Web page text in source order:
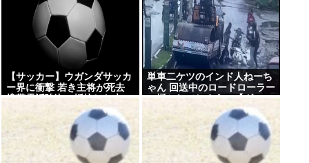
【サッカー】ウガンダサッカ
ー界に衝撃 若き主将が死去
携帯電話強盗に抵抗した末に
石で滅多打ち… 国民が怒り
「リーダーを失った」
単車二ケツのインド人ねーち
ゃん 回送中のロードローラー
に轢かれてしまう…【グ